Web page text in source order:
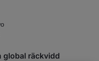
global räckvidd